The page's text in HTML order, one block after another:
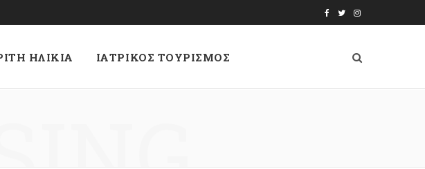
e
T
t
I
s
t
ΗΛΙΚΙΑ ΙΑΤΡΙΚΟΣ ΤΟΥΡΙΣΜΟΣ